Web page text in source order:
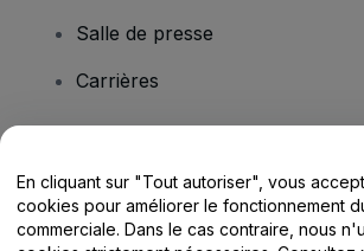
Salle de presse
Carrières
Centre d'assistance / Nous
En cliquant sur "Tout autoriser", vous
cookies pour améliorer le fonctionnement
commerciale. Dans le cas contraire, nous